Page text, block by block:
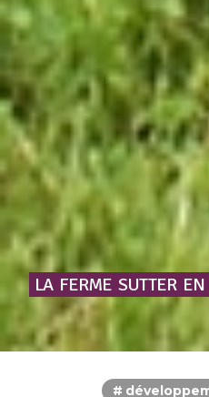
LA FERME SUTTER EN